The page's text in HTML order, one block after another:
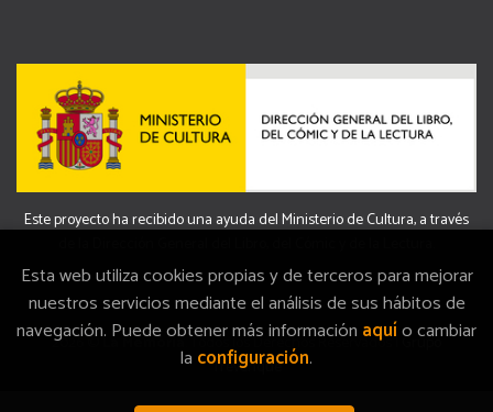
Este proyecto ha recibido una ayuda del Ministerio de Cultura, a través
2026 ©La Memòria. Todos los Derechos Reservados | Grupo
Trevenque
Esta web utiliza cookies propias y de terceros para mejorar
nuestros servicios mediante el análisis de sus hábitos de
navegación. Puede obtener más información aquío cambiar
la configuración.